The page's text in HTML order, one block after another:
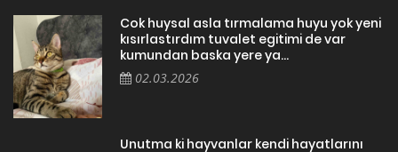
Cok huysal asla tırmalama huyu yok yeni
kısırlastırdım tuvalet egitimi de var
kumundan baska yere ya...
02.03.2026
Unutma ki hayvanlar kendi hayatlarını